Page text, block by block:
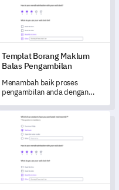
Templat Borang Maklum
Balas Pengambilan
Menambah baik proses
pengambilan anda dengan
balas yang komprehensif ini.
Pelajar
Templat Kajian